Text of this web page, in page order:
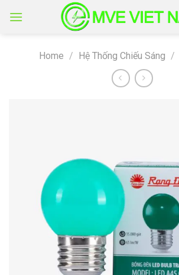
Home / Hệ Thống Chiếu Sáng /